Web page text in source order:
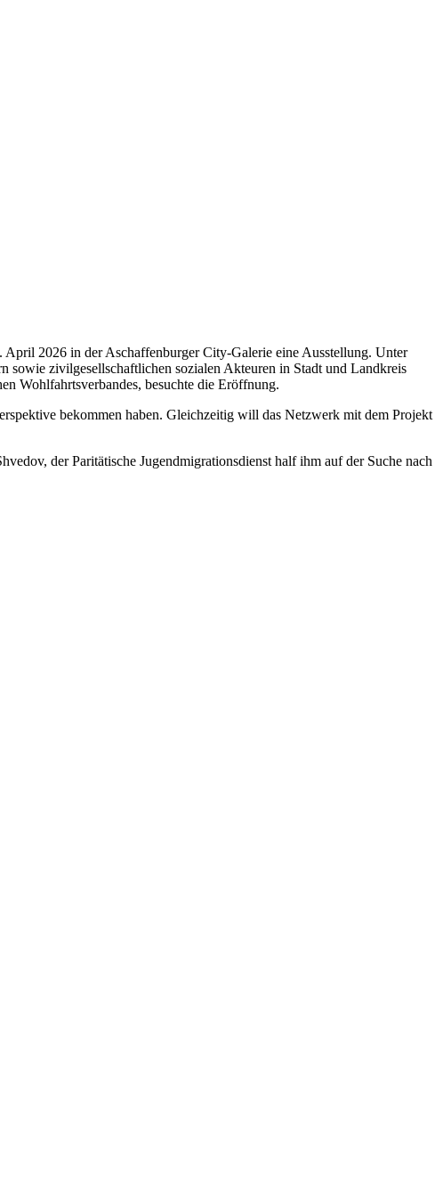
2026 in der Aschaffenburger City-Galerie eine Ausstellung. Unter
sowie zivilgesellschaftlichen sozialen Akteuren in Stadt und Landkreis
Wohlfahrtsverbandes, besuchte die Eröffnung.
bekommen haben. Gleichzeitig will das Netzwerk mit dem Projekt
der Paritätische Jugendmigrationsdienst half ihm auf der Suche nach